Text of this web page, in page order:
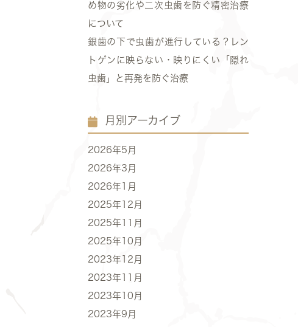
め物の劣化や二次虫歯を防ぐ精密治療
について
銀歯の下で虫歯が進行している？レン
トゲンに映らない・映りにくい「隠れ
虫歯」と再発を防ぐ治療
月別アーカイブ
2026年5月
2026年3月
2026年1月
2025年12月
2025年11月
2025年10月
2023年12月
2023年11月
2023年10月
2023年9月